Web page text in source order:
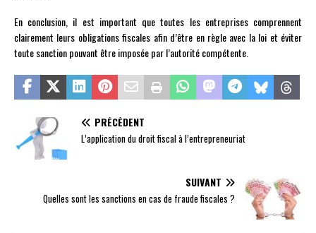
En conclusion, il est important que toutes les entreprises comprennent
clairement leurs obligations fiscales afin d’être en règle avec la loi et éviter
toute sanction pouvant être imposée par l’autorité compétente.
PRÉCÉDENT
L’application du droit fiscal à l’entrepreneuriat
SUIVANT
Quelles sont les sanctions en cas de fraude fiscales ?